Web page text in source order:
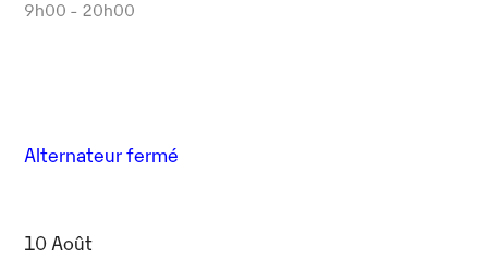
Outlook Live
9h00 - 20h00
Alternateur fermé
10 Août